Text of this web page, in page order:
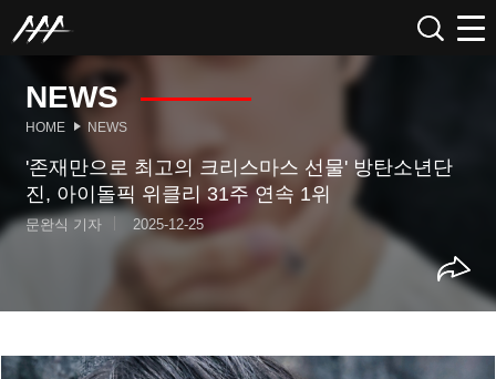
NEWS
HOME NEWS
'존재만으로 최고의 크리스마스 선물' 방탄소년단
진, 아이돌픽 위클리 31주 연속 1위
문완식 기자 2025-12-25